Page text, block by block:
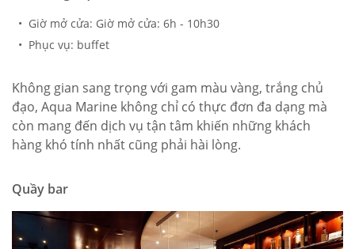
• Giờ mở cửa: Giờ mở cửa: 6h - 10h30
• Phục vụ: buffet
Không gian sang trọng với gam màu vàng, trắng chủ
đạo, Aqua Marine không chỉ có thực đơn đa dạng mà
còn mang đến dịch vụ tận tâm khiến những khách
hàng khó tính nhất cũng phải hài lòng.
Quầy bar